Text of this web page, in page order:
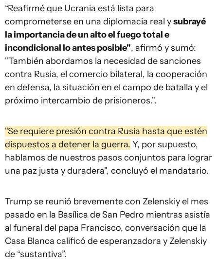
“Reafirmé que Ucrania está lista para
comprometerse en una diplomacia real ysubrayé
la importancia de un alto el fuego total e
incondicional lo antes posible", afirmó y sumó:
"También abordamos la necesidad de sanciones
contra Rusia, el comercio bilateral, la cooperación
en defensa, la situación en el campo de batalla y el
próximo intercambio de prisioneros.".
"Se requiere presión contra Rusia hasta que estén
dispuestos a detener la guerra. Y, por supuesto,
hablamos de nuestros pasos conjuntos para lograr
una paz justa y duradera", concluyó el mandatario.
Trump se reunió brevemente con Zelenskiy el mes
pasado en la Basílica de San Pedro mientras asistía
al funeral del papa Francisco, conversación que la
Casa Blanca calificó de esperanzadora y Zelenskiy
de “sustantiva”.